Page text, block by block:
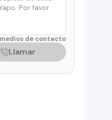
de contacto
Llamar